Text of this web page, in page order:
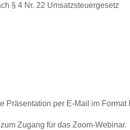
§ 4 Nr. 22 Umsatzsteuergesetz
Präsentation per E-Mail im Format
Zugang für das Zoom-Webinar.